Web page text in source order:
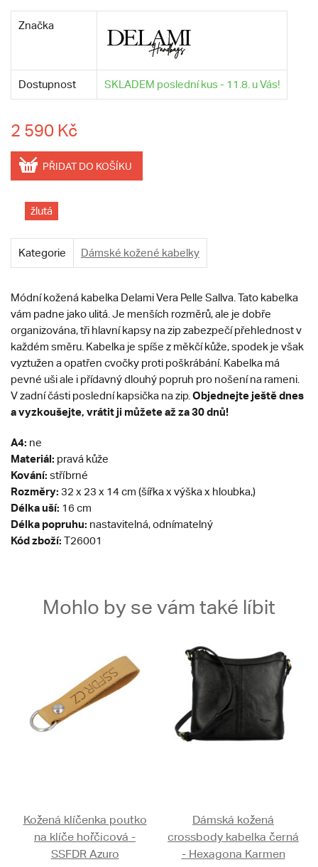
Značka
Dostupnost SKLADEM poslední kus - 11.8. u Vás!
2 590 Kč
PŘIDAT DO KOŠÍKU
žlutá
Kategorie Dámské kožené kabelky
Módní kožená kabelka Delami Vera Pelle Sallva. Tato kabelka
vám padne jako ulitá. Je menších rozměrů, ale je dobře
organizována, tři hlavní kapsy na zip zabezpečí přehlednost v
každém směru. Kabelka je spíše z měkčí kůže, spodek je však
vyztužen a opatřen cvočky proti poškrábání. Kabelka má
pevné uši ale i přídavný dlouhý popruh pro nošení na rameni.
V zadní části poslední kapsička na zip. Objednejte ještě dnes
a vyzkoušejte, vrátit ji můžete až za 30 dnů!
A4: ne
Materiál: pravá kůže
Kování: stříbrné
Rozměry: 32 x 23 x 14 cm (šířka x výška x hloubka,)
Délka uší: 16 cm
Délka popruhu: nastavitelná, odnímatelný
Kód zboží: T26001
Mohlo by se vám také líbit
Kožená klíčenka poutko
na klíče hořčicová -
SSFDR Azuro
Dámská kožená
crossbody kabelka černá
- Hexagona Karmen